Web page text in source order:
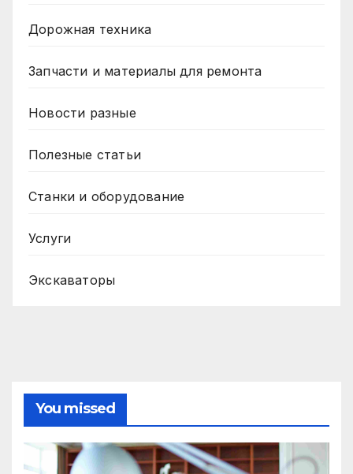
Дорожная техника
Запчасти и материалы для ремонта
Новости разные
Полезные статьи
Станки и оборудование
Услуги
Экскаваторы
You missed